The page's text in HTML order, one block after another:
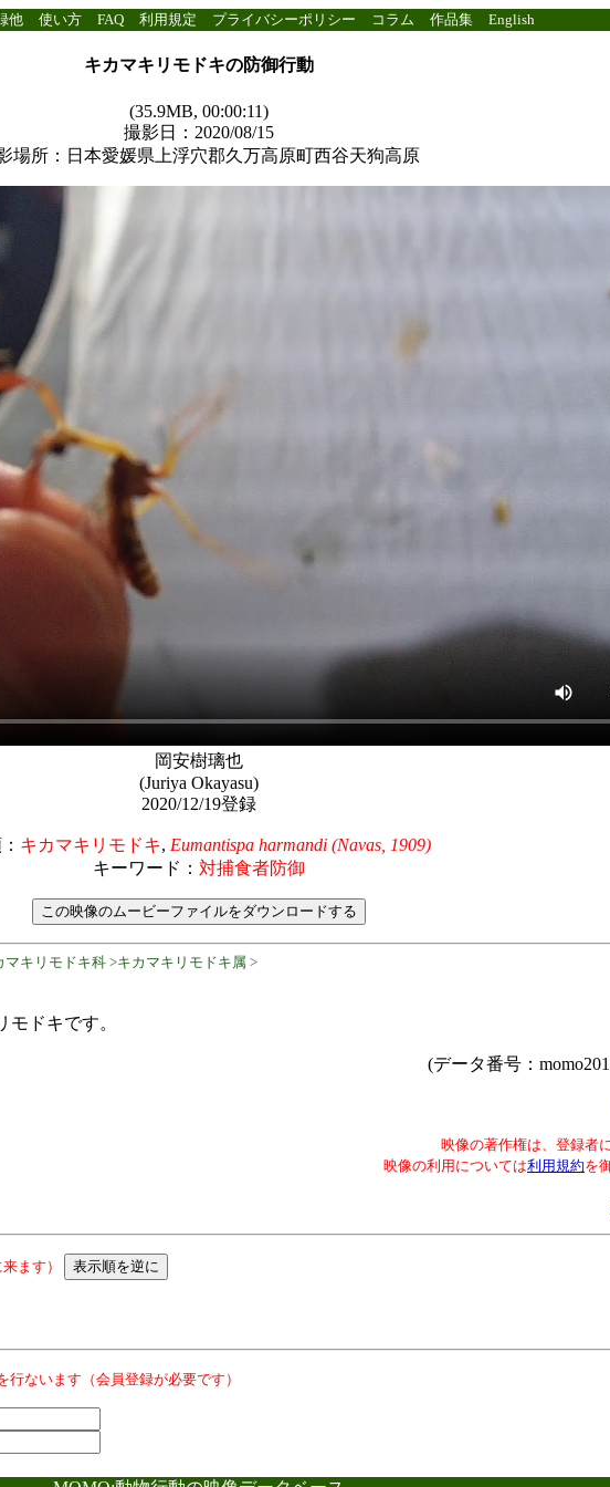
他 使い方 FAQ 利用規定 プライバシーポリシー コラム 作品集 English
キカマキリモドキの防御行動
(35.9MB, 00:00:11)
撮影日：2020/08/15
場所：日本愛媛県上浮穴郡久万高原町西谷天狗高原
岡安樹璃也
(Juriya Okayasu)
2020/12/19登録
キカマキリモドキ, Eumantispa harmandi (Navas, 1909)
キーワード： 対捕食者防御
キリモドキ科 >キカマキリモドキ属 >
ドキです。
(データ番号：
映像の著作権は、登録者
映像の利用については利用規約を
ます）
ないます（会員登録が必要です）